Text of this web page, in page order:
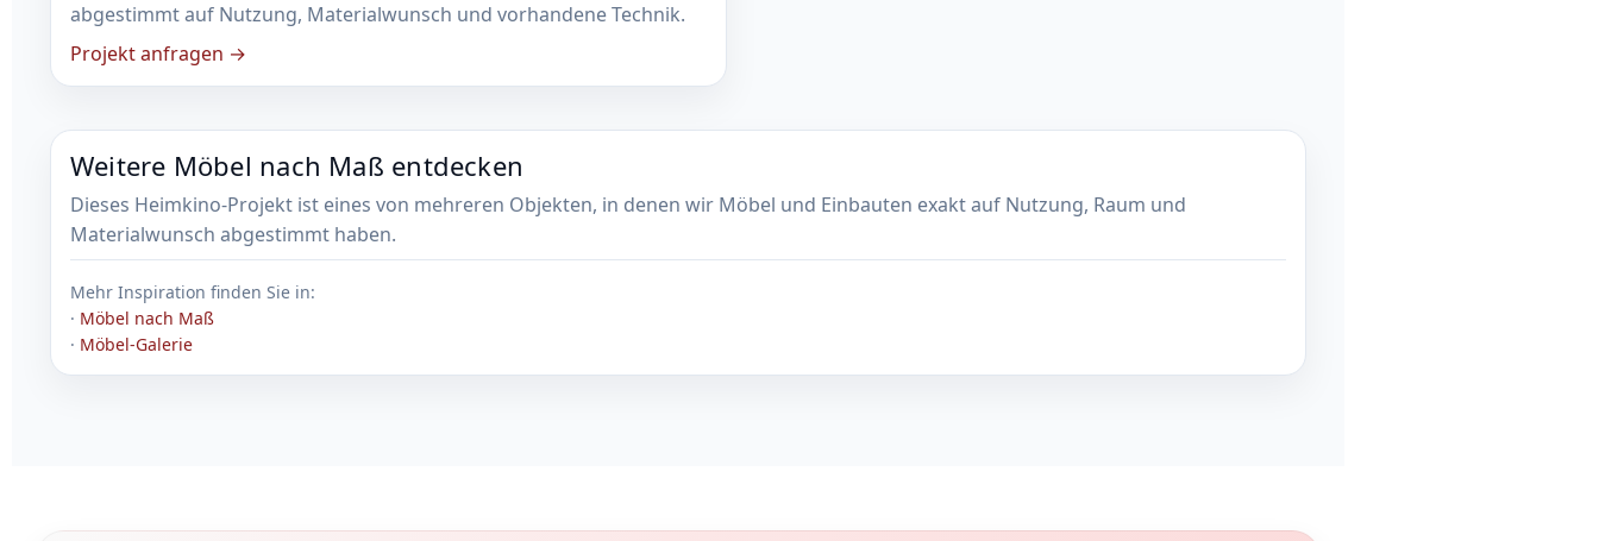
abgestimmt auf Nutzung, Materialwunsch und vorhandene Technik.
Projekt anfragen →
Weitere Möbel nach Maß entdecken
Dieses Heimkino-Projekt ist eines von mehreren Objekten, in denen wir Möbel und Einbauten exakt auf Nutzung, Raum und
Materialwunsch abgestimmt haben.
Mehr Inspiration finden Sie in:
· Möbel nach Maß
· Möbel-Galerie